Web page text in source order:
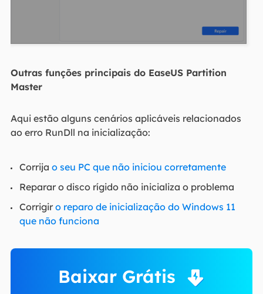
Outras funções principais do EaseUS Partition
Master
Aqui estão alguns cenários aplicáveis relacionados
ao erro RunDll na inicialização:
Corrija o seu PC que não iniciou corretamente
Reparar o disco rígido não inicializa o problema
Corrigir o reparo de inicialização do Windows 11
que não funciona
Baixar Grátis